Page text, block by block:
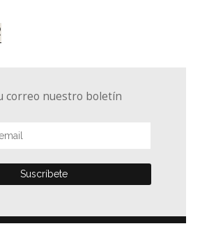
correo nuestro boletín